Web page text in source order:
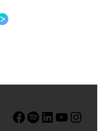
Facebook Spotify LinkedIn YouTube Instagram